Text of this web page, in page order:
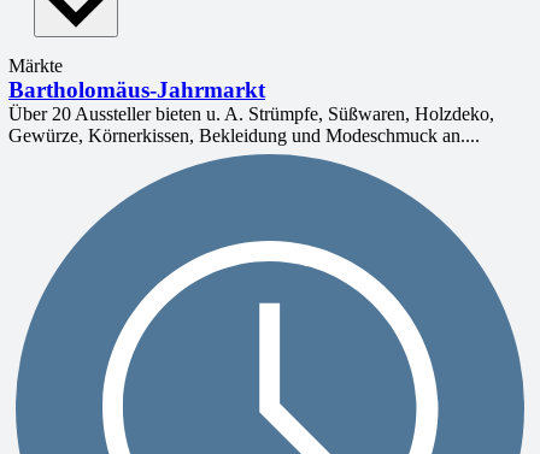
Märkte
Bartholomäus-Jahrmarkt
Über 20 Aussteller bieten u. A. Strümpfe, Süßwaren, Holzdeko,
Gewürze, Körnerkissen, Bekleidung und Modeschmuck an....